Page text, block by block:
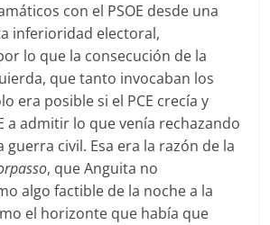
con el PSOE desde una
inferioridad electoral,
lo que la consecución de la
que tanto invocaban los
era posible si el PCE crecía y
a admitir lo que venía rechazando
guerra civil. Esa era la razón de la
, que Anguita no
algo factible de la noche a la
el horizonte que había que